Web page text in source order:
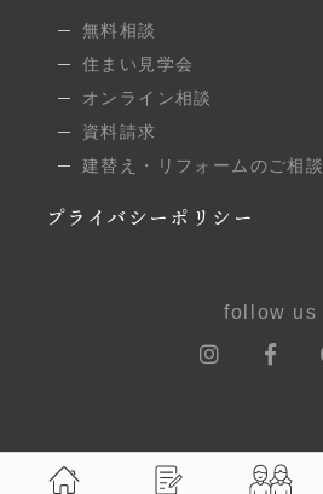
無料相談
住まい見学会
オンライン相談
資料請求
建替え・リフォームのご相談
プライバシーポリシー
follow us